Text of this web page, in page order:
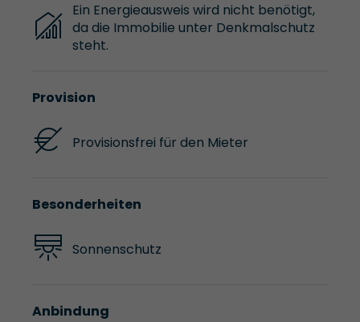
Ein Energieausweis wird nicht benötigt,
da die Immobilie unter Denkmalschutz
steht.
Provision
Provisionsfrei für den Mieter
Besonderheiten
Sonnenschutz
Anbindung